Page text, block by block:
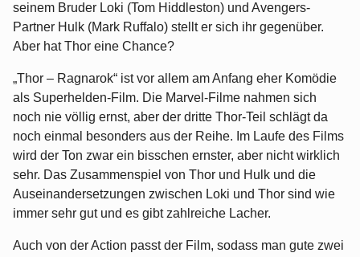
seinem Bruder Loki (Tom Hiddleston) und Avengers-
Partner Hulk (Mark Ruffalo) stellt er sich ihr gegenüber.
Aber hat Thor eine Chance?
„Thor – Ragnarok“ ist vor allem am Anfang eher Komödie
als Superhelden-Film. Die Marvel-Filme nahmen sich
noch nie völlig ernst, aber der dritte Thor-Teil schlägt da
noch einmal besonders aus der Reihe. Im Laufe des Films
wird der Ton zwar ein bisschen ernster, aber nicht wirklich
sehr. Das Zusammenspiel von Thor und Hulk und die
Auseinandersetzungen zwischen Loki und Thor sind wie
immer sehr gut und es gibt zahlreiche Lacher.
Auch von der Action passt der Film, sodass man gute zwei